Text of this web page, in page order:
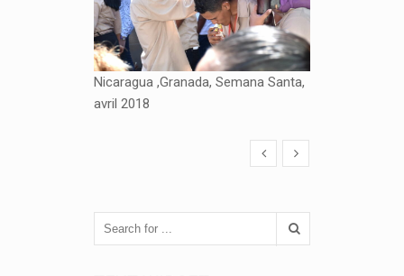
Nicaragua ,Granada, Semana Santa,
avril 2018